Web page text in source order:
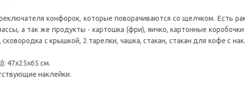
конфорок, которые поворачиваются со щелчком. Есть
а так же продукты - картошка (фри), яичко, картонные
с крышкой, 2 тарелки, чашка, стакан, стакан для кофе с
47x25x65 см.
наклейки.